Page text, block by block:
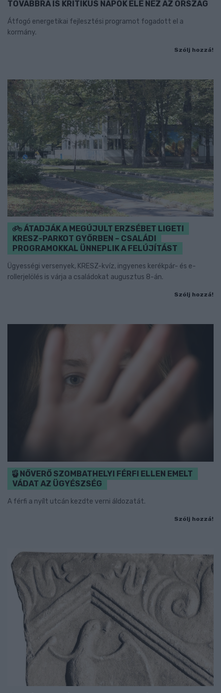
TOVÁBBRA IS KRITIKUS NAPOK ELÉ NÉZ AZ ORSZÁG
Átfogó energetikai fejlesztési programot fogadott el a
kormány.
Szólj hozzá!
ÁTADJÁK A MEGÚJULT ERZSÉBET LIGETI
KRESZ-PARKOT GYŐRBEN – CSALÁDI
PROGRAMOKKAL ÜNNEPLIK A FELÚJÍTÁST
Ügyességi versenyek, KRESZ-kvíz, ingyenes kerékpár- és e-
rollerjelölés is várja a családokat augusztus 8-án.
Szólj hozzá!
NŐVERŐ SZOMBATHELYI FÉRFI ELLEN EMELT
VÁDAT AZ ÜGYÉSZSÉG
A férfi a nyílt utcán kezdte verni áldozatát.
Szólj hozzá!